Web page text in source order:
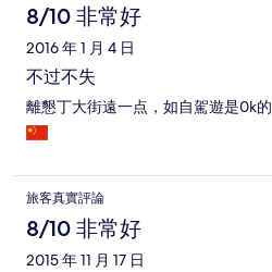
8/10 非常好
2016 年 1 月 4 日
不过不失
離懇丁大街遠一点，如自駕遊是0k的
旅客真實評論
8/10 非常好
2015 年 11 月 17 日